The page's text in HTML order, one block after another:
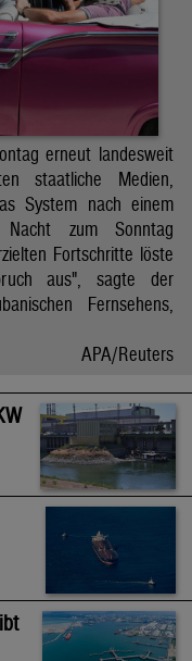
erneut landesweit
staatliche Medien,
System nach einem
zum Sonntag
Fortschritte löste
aus", sagte der
Fernsehens,
APA/Reuters